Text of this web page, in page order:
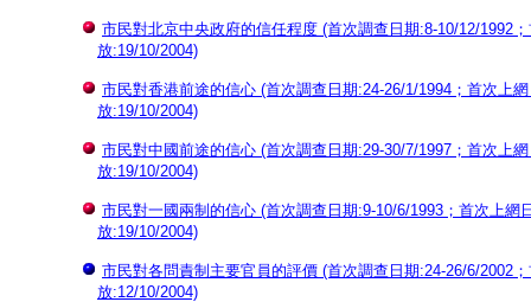
市民對北京中央政府的信任程度 (首次調查日期:8-10/12/1992
放:19/10/2004)
市民對香港前途的信心 (首次調查日期:24-26/1/1994；首次上
放:19/10/2004)
市民對中國前途的信心 (首次調查日期:29-30/7/1997；首次上
放:19/10/2004)
市民對一國兩制的信心 (首次調查日期:9-10/6/1993；首次上
放:19/10/2004)
市民對各問責制主要官員的評價 (首次調查日期:24-26/6/2002
放:12/10/2004)